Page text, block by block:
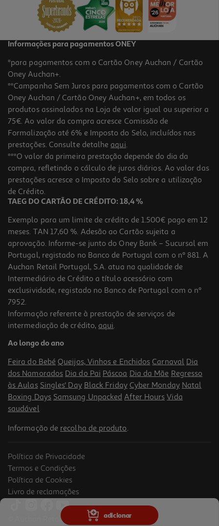
adicionar
4.3
Champô Liso E Sedoso 3 Em 1 Pantene 300 Ml
21.97 €/Lt
6,59 €
-47%
Champô Gliss Long & Sublime 400ml
9.23 €/Lt
3,69 €
Promoção
Champô Elvive Growth Booster 200 Ml
Informações para pagamentos ONEY
*para pagamentos com o Cartão Oney Auchan / Cartão
Oney Auchan+.
**Campanha Sem Juros para pagamentos com o Cartão
Oney Auchan / Cartão Oney Auchan+, em todos os
produtos assinalados na Loja de valor igual ou superior a
75€. Ao valor da compra acresce Comissão de
Formalização até 6% e Imposto do Selo, incluídos nas
prestações. Consulte detalhe aqui.
***O valor da primeira prestação depende do dia da
compra, refletindo o cálculo de juros diários. Ao valor das
prestações acresce o Imposto do Selo sobre a utilização
de Crédito.
TAEG DO CARTÃO DE CRÉDITO: 18,4 %
Exemplo para um limite de crédito de 1.500€ pago em 12
meses. TAN 17,60 %. Adesão ao Cartão sujeita a
aprovação. Informe-se junto do Oney Bank – Sucursal em
Portugal, registado no Banco de Portugal com o nº 881. A
Auchan Retail Portugal, S.A. atua na qualidade de
Intermediário de Crédito a título acessório com
exclusividade, registado no Banco de Portugal com o nº
7952.
Informação referente à prestação de serviços de
intermediação de crédito, aqui.
Ao longo do ano
Feira do Bebé Queijos, Vinhos e Enchidos Carnaval Dia
dos Namorados Dia do Pai Páscoa Dia da Mãe Regresso
às Aulas Singles' Day Black Friday Cyber Monday Natal
Boxing Days Samsung Unpacked After Hours Vida
saudável
Informação de recolha de produto.
Política de Privacidade
Termos e Condições
Política de Cookies
Livro de reclamações
© Auchan Retail Portugal